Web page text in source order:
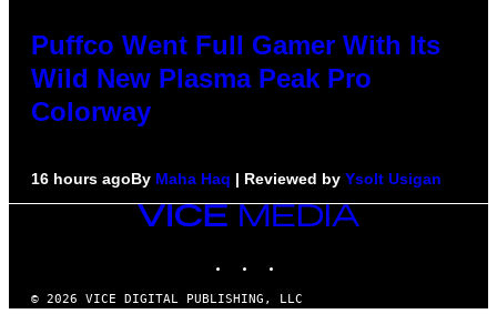
Puffco Went Full Gamer With Its
Wild New Plasma Peak Pro
Colorway
16 hours agoBy Maha Haq | Reviewed by Ysolt Usigan
VICE
MEDIA
© 2026 VICE DIGITAL PUBLISHING, LLC